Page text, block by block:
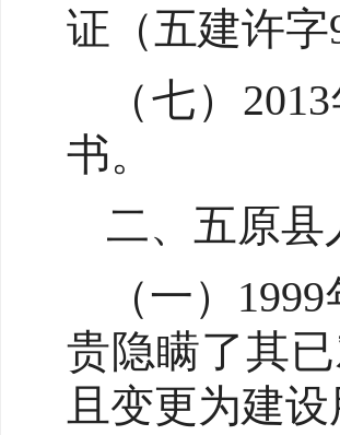
证（五建许字
（七）
书。
二、五原县
（一）
贵隐瞒了其
且变更为建